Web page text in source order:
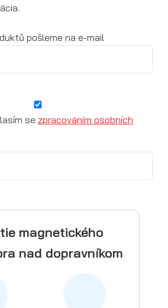
pošleme na e-mail
se zpracováním osobních
magnetického
nad dopravníkom